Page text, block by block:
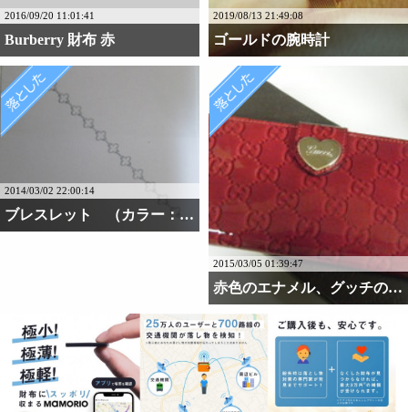
2016/09/20 11:01:41
Burberry 財布 赤
2019/08/13 21:49:08
ゴールドの腕時計
2014/03/02 22:00:14
ブレスレット （カラー：・・・
2015/03/05 01:39:47
赤色のエナメル、グッチの長財布